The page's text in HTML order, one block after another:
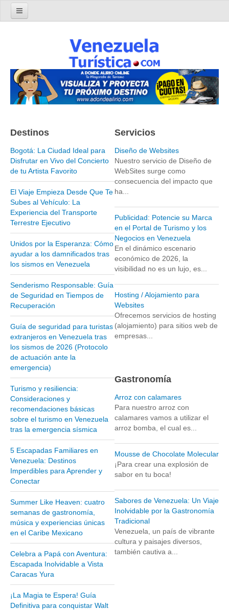
Turismo en Venezuela
Parques Nacionales de Venezuela
Parque Nacional Archipiélago Los Roques
Parque Nacional Canaima
Parque Nacional Henri Pittier y Choroní
Parque Nacional La Cueva del Guácharo
Parque Nacional Laguna de Tacarigua
Parque Nacional Los Médanos de Coro
Parque Nacional Mochima
Parque Nacional Morrocoy
Parque Nacional Península de Paria
Parque Nacional Sierra Nevada
Parque Nacional Cinaruco-Capanaparo
Parque Nacional Parima-Tapirapeco
Parque Nacional Jaua-Sarisariñama
Ecoturismo en Venezuela
Montañas y Llanos
Zona Costera Venezolana
Amazonas
Barlovento
Delta Amacuro
Estado Sucre
La Colonia Tovar
La Gran Sabana
Mérida
Museos y otros sitios de interés en Amazonas
Museos y otros sitios de interés en Anzoátegui
Museos y otros sitios de interés en Aragua
Museos y otros sitios de interés en Bolívar
Museos y otros sitios de interés en Falcón
Museos y otros sitios de interés en Sucre
Puerto La Cruz
Noticias turísticas
Destinos
Bogotá: La Ciudad Ideal para
Disfrutar en Vivo del Concierto
de tu Artista Favorito
El Viaje Empieza Desde Que Te
Subes al Vehículo: La
Experiencia del Transporte
Terrestre Ejecutivo
Unidos por la Esperanza: Cómo
ayudar a los damnificados tras
los sismos en Venezuela
Senderismo Responsable: Guía
de Seguridad en Tiempos de
Recuperación
Guía de seguridad para turistas
extranjeros en Venezuela tras
los sismos de 2026 (Protocolo
de actuación ante la
emergencia)
Turismo y resiliencia:
Consideraciones y
recomendaciones básicas
sobre el turismo en Venezuela
tras la emergencia sísmica
5 Escapadas Familiares en
Venezuela: Destinos
Imperdibles para Aprender y
Conectar
Summer Like Heaven: cuatro
semanas de gastronomía,
música y experiencias únicas
en el Caribe Mexicano
Celebra a Papá con Aventura:
Escapada Inolvidable a Vista
Caracas Yura
¡La Magia te Espera! Guía
Definitiva para conquistar Walt
Servicios
Diseño de Websites
Nuestro servicio de Diseño de
WebSites surge como
consecuencia del impacto que
ha...
Publicidad: Potencie su Marca
en el Portal de Turismo y los
Negocios en Venezuela
En el dinámico escenario
económico de 2026, la
visibilidad no es un lujo, es...
Hosting / Alojamiento para
Websites
Ofrecemos servicios de hosting
(alojamiento) para sitios web de
empresas...
Gastronomía
Arroz con calamares
Para nuestro arroz con
calamares vamos a utilizar el
arroz bomba, el cual es...
Mousse de Chocolate Molecular
¡Para crear una explosión de
sabor en tu boca!
Sabores de Venezuela: Un Viaje
Inolvidable por la Gastronomía
Tradicional
Venezuela, un país de vibrante
cultura y paisajes diversos,
también cautiva a...